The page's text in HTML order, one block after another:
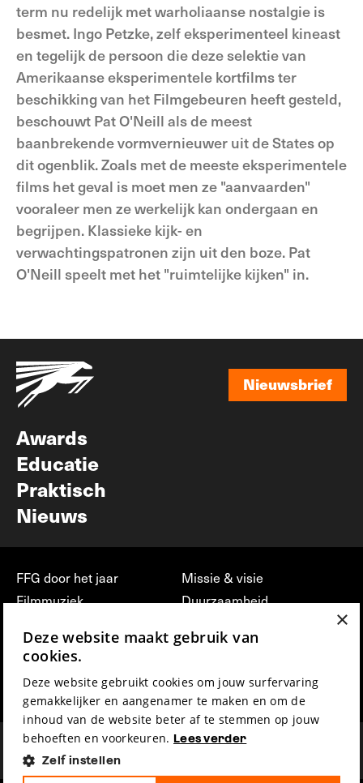
term nu redelijk met warholiaanse nostalgie is
besmet. Ingo Petzke, zelf eksperimenteel kineast
en tegelijk de persoon die deze selektie van
Amerikaanse eksperimentele kortfilms ter
beschikking van het Filmgebeuren heeft gesteld,
beschouwt Pat O'Neill als de meest
baanbrekende vormvernieuwer uit de States op
dit ogenblik. Zoals met de meeste eksperimentele
films het geval is moet men ze "aanvaarden"
vooraleer men ze werkelijk kan ondergaan en
begrijpen. Klassieke kijk- en
verwachtingspatronen zijn uit den boze. Pat
O'Neill speelt met het "ruimtelijke kijken" in.
Nieuwsbrief
Awards
Educatie
Praktisch
Nieuws
FFG door het jaar
Filmmuziek
Press & Industry
Film Fest Friends
Missie & visie
Duurzaamheid
vrijwilligerswerk bij FFG
Privacy & Disclaimer
×
Deze website maakt gebruik van
cookies.
Deze website gebruikt cookies om jouw surfervaring
gemakkelijker en aangenamer te maken en om de
inhoud van de website beter af te stemmen op jouw
behoeften en voorkeuren. Lees verder
Zelf instellen